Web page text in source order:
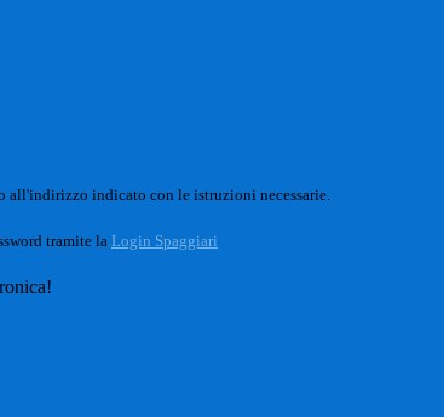
all'indirizzo indicato con le istruzioni necessarie.
tramite la Login Spaggiari